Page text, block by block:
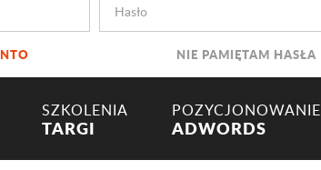
NIE PAMIĘTAM HASŁA
SZKOLENIA
TARGI
POZYCJONOWANIE
ADWORDS